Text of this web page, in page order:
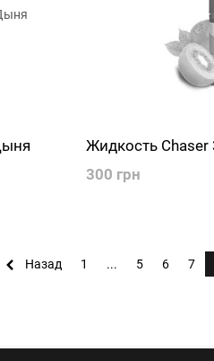
Жидкость
300 грн
Назад 1 ... 5 6 7